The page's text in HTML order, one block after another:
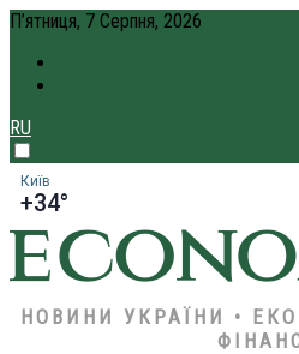
П’ятниця, 7 Серпня, 2026
RU
Київ
+34°
НОВИНИ УКРАЇНИ •